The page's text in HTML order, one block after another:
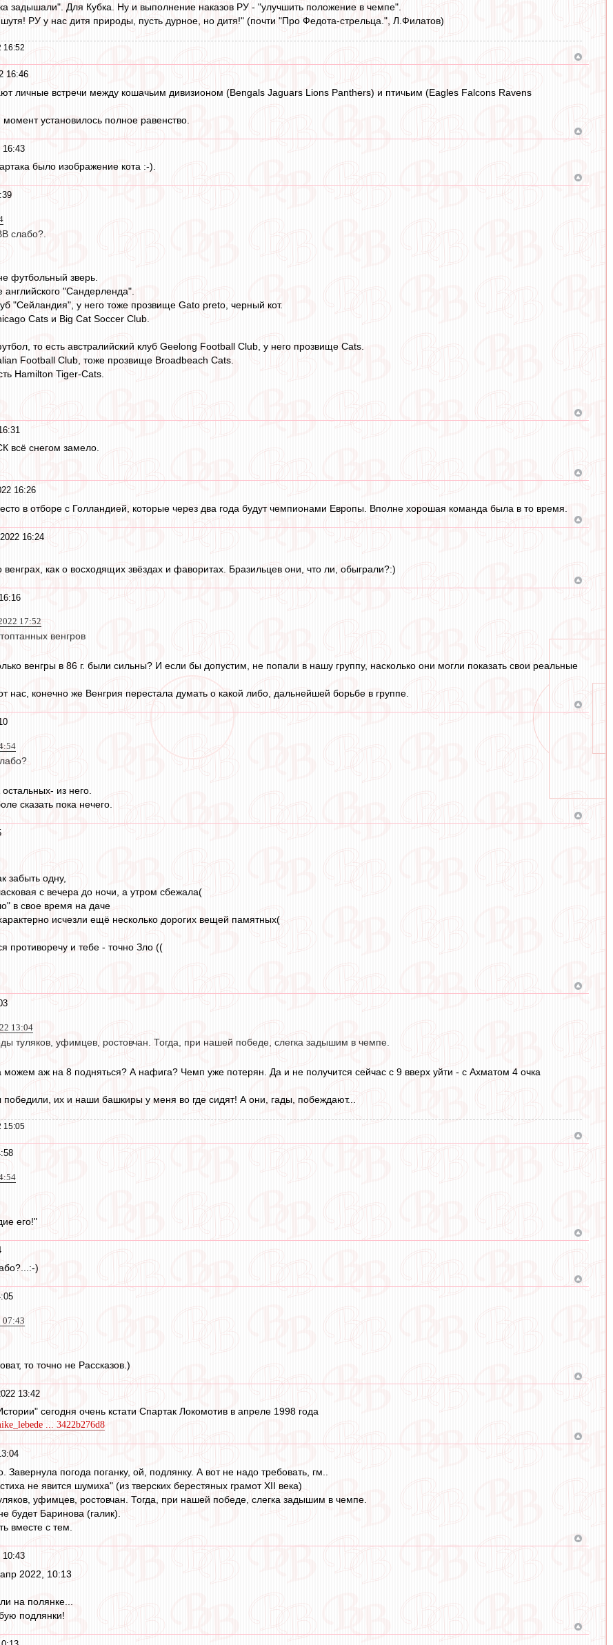
задышали". Для Кубка. Ну и выполнение наказов РУ - "улучшить положение в чемпе".
РУ у нас дитя природы, пусть дурное, но дитя!" (почти "Про Федота-стрельца.", Л.Филатов)
16:52
16:46
личные встречи между кошачьим дивизионом (Bengals Jaguars Lions Panthers) и птичьим (Eagles Falcons Ravens
установилось полное равенство.
16:43
было изображение кота :-).
слабо?.
футбольный зверь.
"Сандерленда".
"Сейландия", у него тоже прозвище Gato preto, черный кот.
Cats и Big Cat Soccer Club.
то есть австралийский клуб Geelong Football Club, у него прозвище Cats.
Football Club, тоже прозвище Broadbeach Cats.
Hamilton Tiger-Cats.
всё снегом замело.
16:26
в отборе с Голландией, которые через два года будут чемпионами Европы. Вполне хорошая команда была в то время.
16:24
как о восходящих звёздах и фаворитах. Бразильцев они, что ли, обыграли?:)
17:52
венгров
венгры в 86 г. были сильны? И если бы допустим, не попали в нашу группу, насколько они могли показать свои реальные
нас, конечно же Венгрия перестала думать о какой либо, дальнейшей борьбе в группе.
из него.
сказать пока нечего.
забыть одну,
с вечера до ночи, а утром сбежала(
в свое время на даче
исчезли ещё несколько дорогих вещей памятных(
противоречу и тебе - точно Зло ((
13:04
туляков, уфимцев, ростовчан. Тогда, при нашей победе, слегка задышим в чемпе.
можем аж на 8 подняться? А нафига? Чемп уже потерян. Да и не получится сейчас с 9 вверх уйти - с Ахматом 4 очка
их и наши башкиры у меня во где сидят! А они, гады, побеждают...
15:05
его!"
)
07:43
то точно не Рассказов.)
13:42
сегодня очень кстати Спартак Локомотив в апреле 1998 года
... 3422b276d8
погода поганку, ой, подлянку. А вот не надо требовать, гм..
не явится шумиха" (из тверских берестяных грамот XII века)
уфимцев, ростовчан. Тогда, при нашей победе, слегка задышим в чемпе.
будет Баринова (галик).
вместе с тем.
10:43
2022, 10:13
на полянке...
подлянки!